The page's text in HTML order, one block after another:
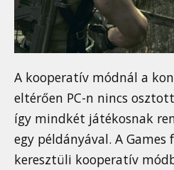
A kooperatív módnál a
eltérően PC-n nincs
így mindkét játékosnak
egy példányával. A Games
keresztüli kooperatív